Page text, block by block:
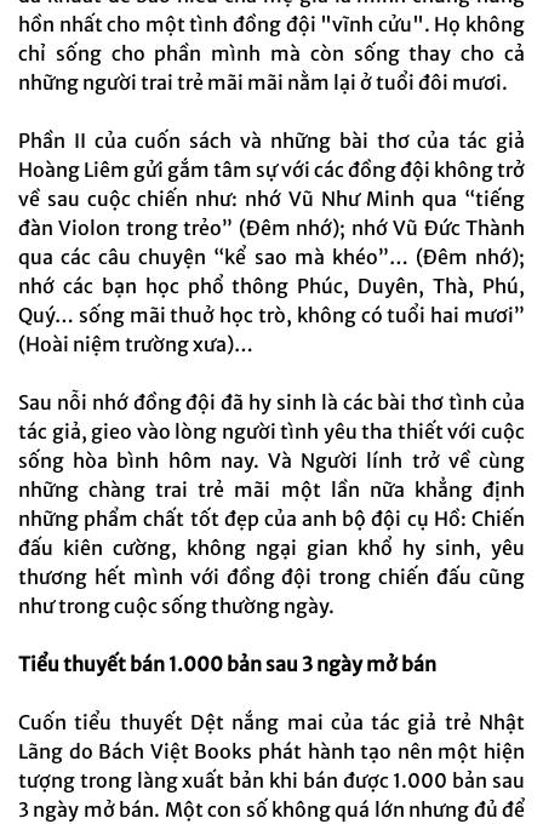
hồn nhất cho một tình đồng đội "vĩnh cửu". Họ không
chỉ sống cho phần mình mà còn sống thay cho cả
những người trai trẻ mãi mãi nằm lại ở tuổi đôi mươi.
Phần II của cuốn sách và những bài thơ của tác giả
Hoàng Liêm gửi gắm tâm sự với các đồng đội không trở
về sau cuộc chiến như: nhớ Vũ Như Minh qua “tiếng
đàn Violon trong trẻo” (Đêm nhớ); nhớ Vũ Đức Thành
qua các câu chuyện “kể sao mà khéo”… (Đêm nhớ);
nhớ các bạn học phổ thông Phúc, Duyên, Thà, Phú,
Quý… sống mãi thuở học trò, không có tuổi hai mươi”
(Hoài niệm trường xưa)…
Sau nỗi nhớ đồng đội đã hy sinh là các bài thơ tình của
tác giả, gieo vào lòng người tình yêu tha thiết với cuộc
sống hòa bình hôm nay. Và Người lính trở về cùng
những chàng trai trẻ mãi một lần nữa khẳng định
những phẩm chất tốt đẹp của anh bộ đội cụ Hồ: Chiến
đấu kiên cường, không ngại gian khổ hy sinh, yêu
thương hết mình với đồng đội trong chiến đấu cũng
như trong cuộc sống thường ngày.
Tiểu thuyết bán 1.000 bản sau 3 ngày mở bán
Cuốn tiểu thuyết Dệt nắng mai của tác giả trẻ Nhật
Lãng do Bách Việt Books phát hành tạo nên một hiện
tượng trong làng xuất bản khi bán được 1.000 bản sau
3 ngày mở bán. Một con số không quá lớn nhưng đủ để